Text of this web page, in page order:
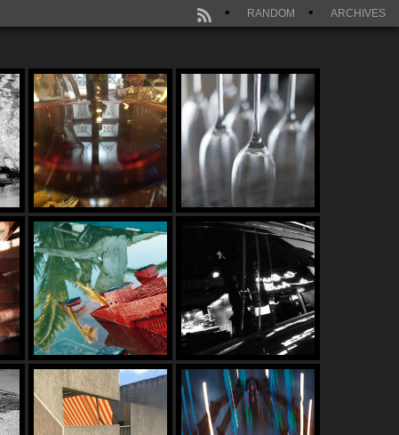
RANDOM ARCHIVES